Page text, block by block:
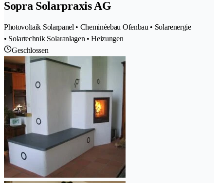
Sopra Solarpraxis AG
Photovoltaik Solarpanel • Cheminéebau Ofenbau • Solarenergie
• Solartechnik Solaranlagen • Heizungen
Geschlossen